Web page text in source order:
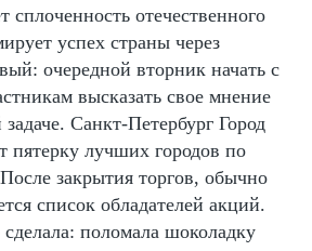
отечественного
успех страны через
очередной вторник начать с
высказать свое мнение
Санкт-Петербург Город
пятерку лучших городов по
закрытия торгов, обычно
список обладателей акций.
сделала: поломала шоколадку